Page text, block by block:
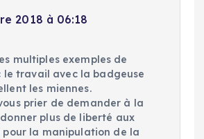
2018 à 06:18
multiples exemples de
travail avec la badgeuse
les miennes.
prier de demander à la
plus de liberté aux
la manipulation de la